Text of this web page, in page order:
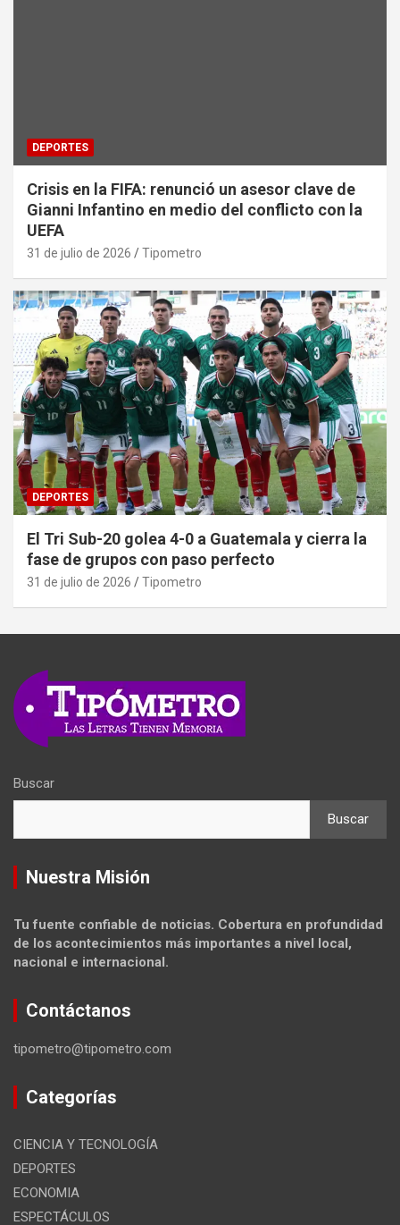
DEPORTES
Crisis en la FIFA: renunció un asesor clave de
Gianni Infantino en medio del conflicto con la
UEFA
31 de julio de 2026 Tipometro
DEPORTES
El Tri Sub-20 golea 4-0 a Guatemala y cierra la
fase de grupos con paso perfecto
31 de julio de 2026 Tipometro
Buscar
Buscar
Nuestra Misión
Tu fuente confiable de noticias. Cobertura en profundidad
de los acontecimientos más importantes a nivel local,
nacional e internacional.
Contáctanos
tipometro@tipometro.com
Categorías
CIENCIA Y TECNOLOGÍA
DEPORTES
ECONOMIA
ESPECTÁCULOS